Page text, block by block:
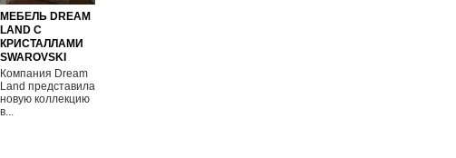
МЕБЕЛЬ DREAM
LAND С
КРИСТАЛЛАМИ
SWAROVSKI
Компания Dream
Land представила
новую коллекцию
в...